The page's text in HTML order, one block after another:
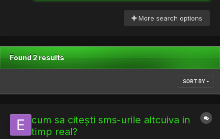
More search options
Found 2 results
SORT BY
cum sa citești sms-urile altcuiva in
timp real?